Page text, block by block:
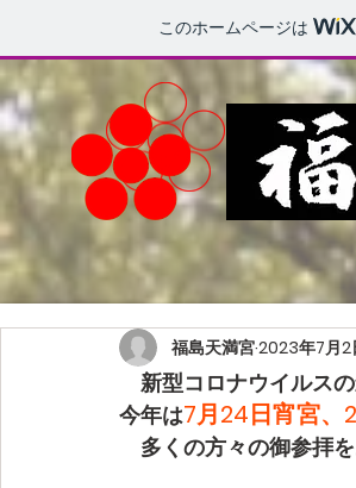
このホームページは
福島天満宮2023年7月2
新型コロナウイルス
今年は7月24日宵宮、
多くの方々の御参拝